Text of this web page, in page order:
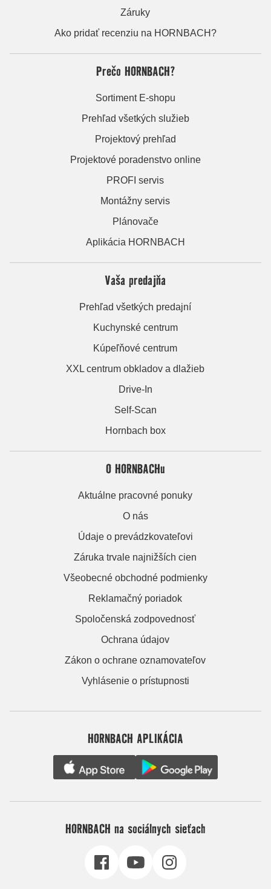
Záruky
Ako pridať recenziu na HORNBACH?
Prečo HORNBACH?
Sortiment E-shopu
Prehľad všetkých služieb
Projektový prehľad
Projektové poradenstvo online
PROFI servis
Montážny servis
Plánovače
Aplikácia HORNBACH
Vaša predajňa
Prehľad všetkých predajní
Kuchynské centrum
Kúpeľňové centrum
XXL centrum obkladov a dlažieb
Drive-In
Self-Scan
Hornbach box
O HORNBACHu
Aktuálne pracovné ponuky
O nás
Údaje o prevádzkovateľovi
Záruka trvale najnižších cien
Všeobecné obchodné podmienky
Reklamačný poriadok
Spoločenská zodpovednosť
Ochrana údajov
Zákon o ochrane oznamovateľov
Vyhlásenie o prístupnosti
HORNBACH APLIKÁCIA
HORNBACH na sociálnych sieťach